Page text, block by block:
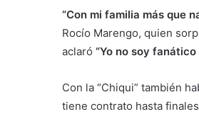
“Con mi familia más que
Rocío Marengo, quien
aclaró “Yo no soy
Con la “Chiqui” también
tiene contrato hasta